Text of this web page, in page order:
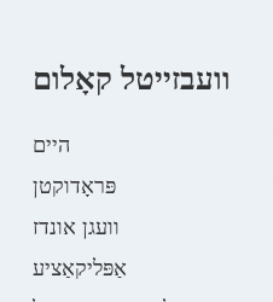
וועבזייטל קאָלום
היים
פּראָדוקטן
וועגן אונדז
אַפּליקאַציע